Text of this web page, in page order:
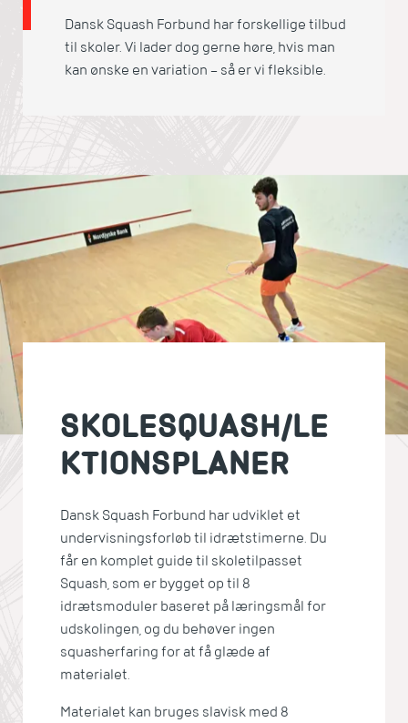
Dansk Squash Forbund har forskellige tilbud
til skoler. Vi lader dog gerne høre, hvis man
kan ønske en variation – så er vi fleksible.
SKOLESQUASH/LE
KTIONSPLANER
Dansk Squash Forbund har udviklet et
undervisningsforløb til idrætstimerne. Du
får en komplet guide til skoletilpasset
Squash, som er bygget op til 8
idrætsmoduler baseret på læringsmål for
udskolingen, og du behøver ingen
squasherfaring for at få glæde af
materialet.
Materialet kan bruges slavisk med 8